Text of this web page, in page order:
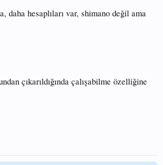
daha hesaplıları var, shimano değil ama
çıkarıldığında çalışabilme özelliğine